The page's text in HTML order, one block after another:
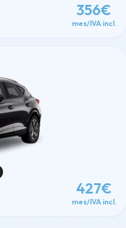
356€
mes/IVA incl.
427€
mes/IVA incl.